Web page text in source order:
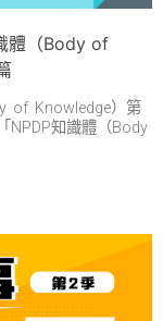
體（Body of
of Knowledge）第
NPDP知識體（Body